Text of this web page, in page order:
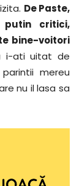
De Paste,
critici,
bine-voitori
i-ati uitat de
mereu
nu il lasa sa